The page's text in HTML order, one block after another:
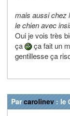
mais aussi chez
le chien avec
Oui je vois très
ça
ça fait un
gentillesse ça
Parcarolinev : le